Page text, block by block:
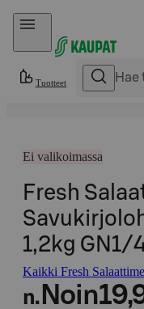
Hyppää sisältöön
Tuotteet
Ei valikoimassa
Fresh
1,2kg GN1/
Kaikki Fresh
n. Noin